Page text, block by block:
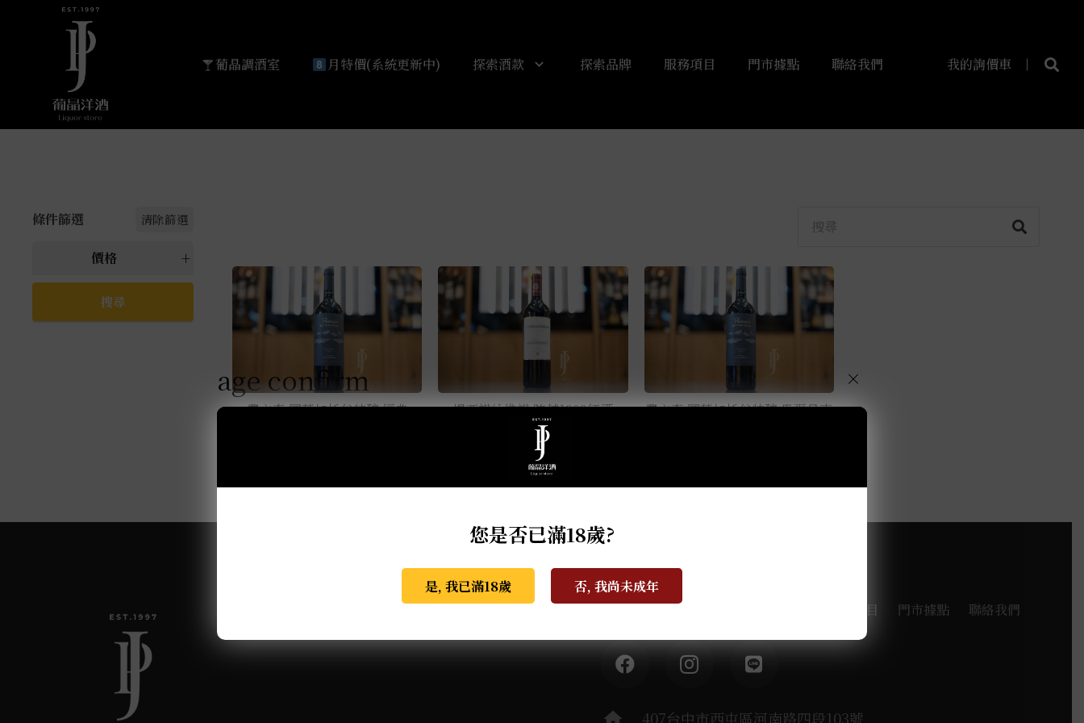
葡晶調酒室 月特價(系統更新中) 探索酒款 探索品牌 服務項目 門市據點 聯絡我們 我的詢價車
條件篩選 清除篩選
價格
所有 價格
萬元以上
費立奇 圖蓬加托谷特釀 經典
提亞諾納維諾 跨越1908紅酒
2020 0.75L
費立奇 圖蓬加托谷特釀 馬爾貝克
葡晶調酒室 服務項目 門市據點 聯絡我們
407台中市西屯區河南路四段103號
age confirm
您是否已滿18歲?
是, 我已滿18歲 否, 我尚未成年
×